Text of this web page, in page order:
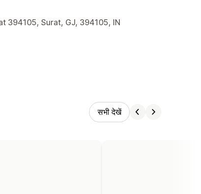
394105, Surat, GJ, 394105, IN
सभी देखें